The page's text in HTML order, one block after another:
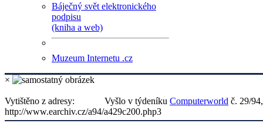
Báječný svět elektronického
podpisu
(kniha a web)
Muzeum Internetu .cz
×
Vyšlo v týdeníku Computerworld č. 29/94,
Vytištěno z adresy:
http://www.earchiv.cz/a94/a429c200.php3